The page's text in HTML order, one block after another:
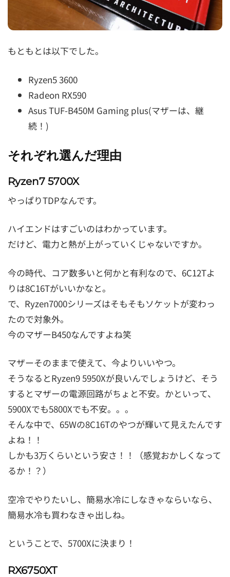
もともとは以下でした。
Ryzen5 3600
Radeon RX590
Asus TUF-B450M Gaming plus(マザーは、継
続！)
それぞれ選んだ理由
Ryzen7 5700X
やっぱりTDPなんです。
ハイエンドはすごいのはわかっています。
だけど、電力と熱が上がっていくじゃないですか。
今の時代、コア数多いと何かと有利なので、6C12Tよ
りは8C16Tがいいかなと。
で、Ryzen7000シリーズはそもそもソケットが変わっ
たので対象外。
今のマザーB450なんですよね笑
マザーそのままで使えて、今よりいいやつ。
そうなるとRyzen9 5950Xが良いんでしょうけど、そう
するとマザーの電源回路がちょと不安。かといって、
5900Xでも5800Xでも不安。。。
そんな中で、65Wの8C16Tのやつが輝いて見えたんです
よね！！
しかも3万くらいという安さ！！（感覚おかしくなって
るか！？）
空冷でやりたいし、簡易水冷にしなきゃならいなら、
簡易水冷も買わなきゃ出しね。
ということで、5700Xに決まり！
RX6750XT